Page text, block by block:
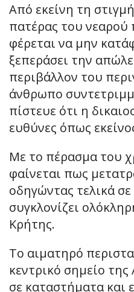
Από εκείνη τη
πατέρας του
φέρεται να μην
ξεπεράσει την
περιβάλλον του
άνθρωπο
πίστευε ότι η
ευθύνες όπως
Με το πέρασμα του
φαίνεται πως
οδηγώντας τελικά
συγκλονίζει
Κρήτης.
Το αιματηρό
κεντρικό σημείο
σε καταστήματα και